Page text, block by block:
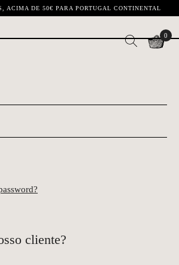
ACIMA DE 50€ PARA PORTUGAL CONTINENTAL
0
cliente?